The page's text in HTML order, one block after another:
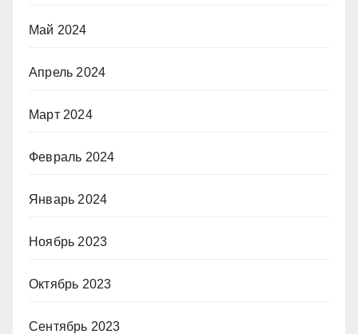
Май 2024
Апрель 2024
Март 2024
Февраль 2024
Январь 2024
Ноябрь 2023
Октябрь 2023
Сентябрь 2023